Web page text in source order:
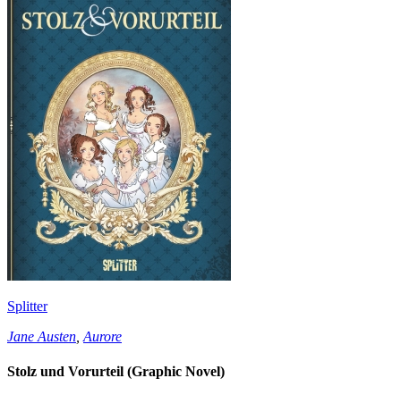
Splitter
Jane Austen Aurore
Stolz und Vorurteil (Graphic Novel)